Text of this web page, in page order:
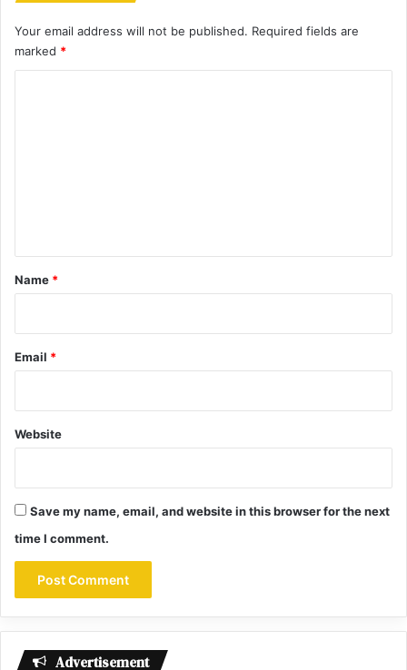
Your email address will not be published. Required fields are
marked *
*
Name *
Email *
Website
Save my name, email, and website in this browser for the next
time I comment.
Advertisement